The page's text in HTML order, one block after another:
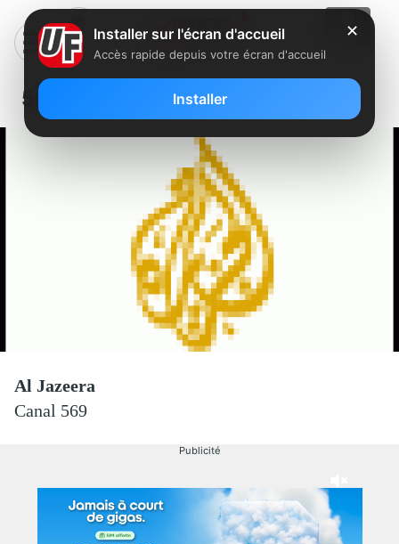
569 – Al Jazeera
Al Jazeera
Canal 569
Publicité
✕
Installer sur l'écran d'accueil
Accès rapide depuis votre écran d'accueil
Installer